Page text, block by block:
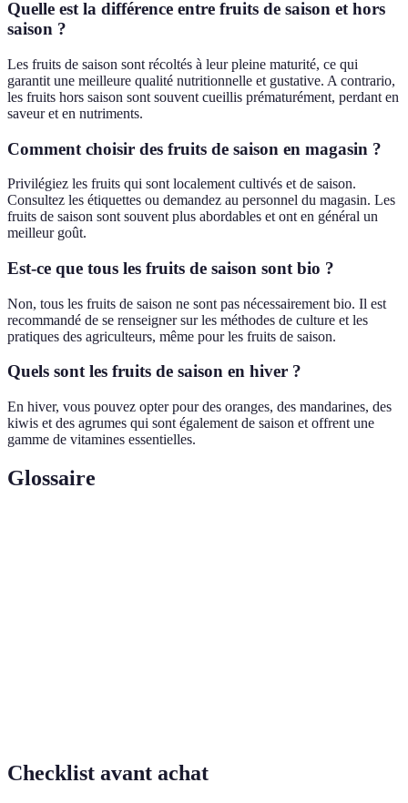
Quelle est la différence entre fruits de saison et hors
saison ?
Les fruits de saison sont récoltés à leur pleine maturité, ce qui
garantit une meilleure qualité nutritionnelle et gustative. A contrario,
les fruits hors saison sont souvent cueillis prématurément, perdant en
saveur et en nutriments.
Comment choisir des fruits de saison en magasin ?
Privilégiez les fruits qui sont localement cultivés et de saison.
Consultez les étiquettes ou demandez au personnel du magasin. Les
fruits de saison sont souvent plus abordables et ont en général un
meilleur goût.
Est-ce que tous les fruits de saison sont bio ?
Non, tous les fruits de saison ne sont pas nécessairement bio. Il est
recommandé de se renseigner sur les méthodes de culture et les
pratiques des agriculteurs, même pour les fruits de saison.
Quels sont les fruits de saison en hiver ?
En hiver, vous pouvez opter pour des oranges, des mandarines, des
kiwis et des agrumes qui sont également de saison et offrent une
gamme de vitamines essentielles.
Glossaire
Checklist avant achat